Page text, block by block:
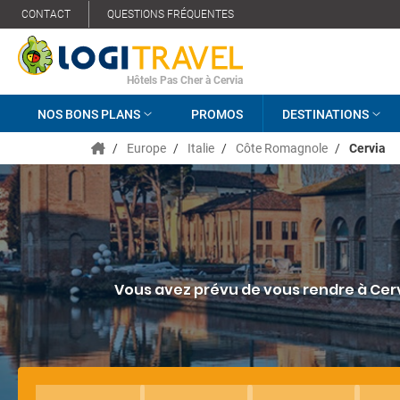
CONTACT QUESTIONS FRÉQUENTES
Hôtels Pas Cher à Cervia
NOS BONS PLANS PROMOS DESTINATIONS
/ Europe / Italie / Côte Romagnole / Cervia
Vous avez prévu de vous rendre à